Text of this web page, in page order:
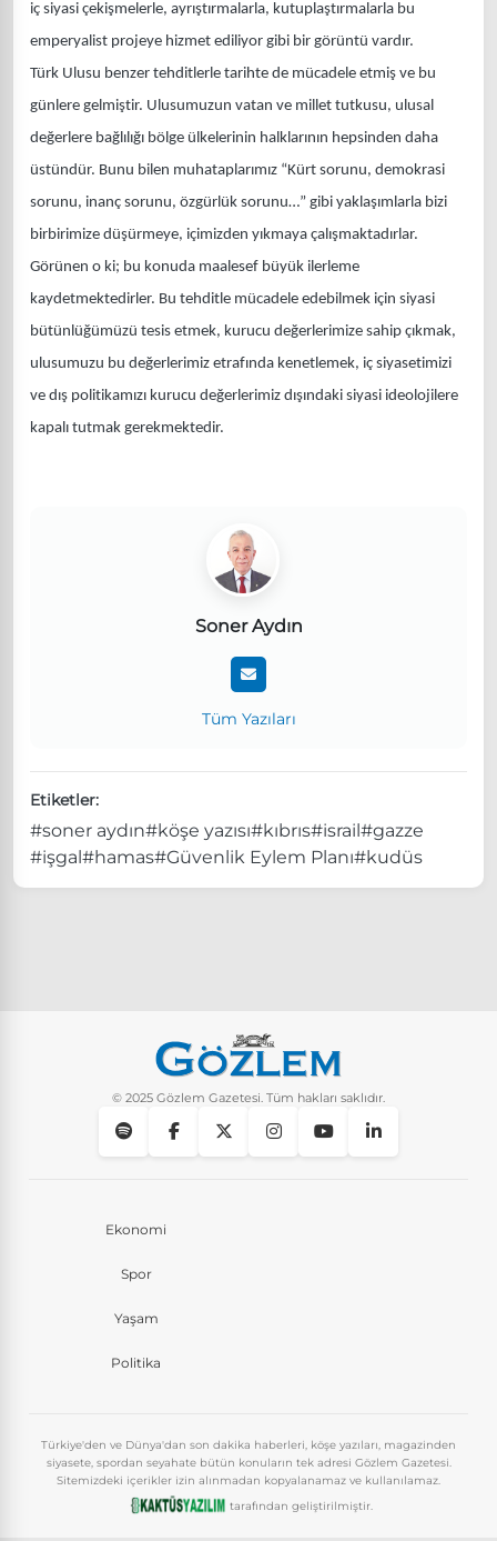
iç siyasi çekişmelerle, ayrıştırmalarla, kutuplaştırmalarla bu
emperyalist projeye hizmet ediliyor gibi bir görüntü vardır.
Türk Ulusu benzer tehditlerle tarihte de mücadele etmiş ve bu
günlere gelmiştir. Ulusumuzun vatan ve millet tutkusu, ulusal
değerlere bağlılığı bölge ülkelerinin halklarının hepsinden daha
üstündür. Bunu bilen muhataplarımız “Kürt sorunu, demokrasi
sorunu, inanç sorunu, özgürlük sorunu…” gibi yaklaşımlarla bizi
birbirimize düşürmeye, içimizden yıkmaya çalışmaktadırlar.
Görünen o ki; bu konuda maalesef büyük ilerleme
kaydetmektedirler. Bu tehditle mücadele edebilmek için siyasi
bütünlüğümüzü tesis etmek, kurucu değerlerimize sahip çıkmak,
ulusumuzu bu değerlerimiz etrafında kenetlemek, iç siyasetimizi
ve dış politikamızı kurucu değerlerimiz dışındaki siyasi ideolojilere
kapalı tutmak gerekmektedir.
Soner Aydın
Tüm Yazıları
Etiketler:
#soner aydın#köşe yazısı#kıbrıs#israil#gazze
#işgal#hamas#Güvenlik Eylem Planı#kudüs
© 2025 Gözlem Gazetesi. Tüm hakları saklıdır.
Ekonomi
Spor
Yaşam
Politika
Türkiye'den ve Dünya'dan son dakika haberleri, köşe yazıları, magazinden
siyasete, spordan seyahate bütün konuların tek adresi Gözlem Gazetesi.
Sitemizdeki içerikler izin alınmadan kopyalanamaz ve kullanılamaz.
tarafından geliştirilmiştir.